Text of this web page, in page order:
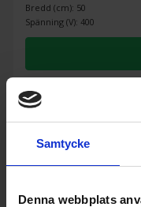
Samtycke
Denna webbplats
Bredd (cm): 50
Spänning (V): 400